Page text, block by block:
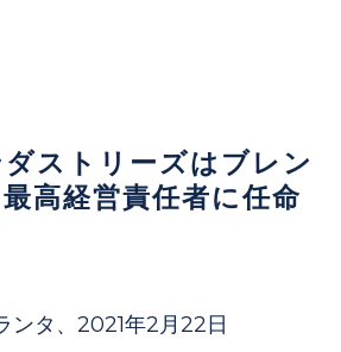
ストリーズはブレン
高経営責任者に任命
ンタ、2021年2月22日